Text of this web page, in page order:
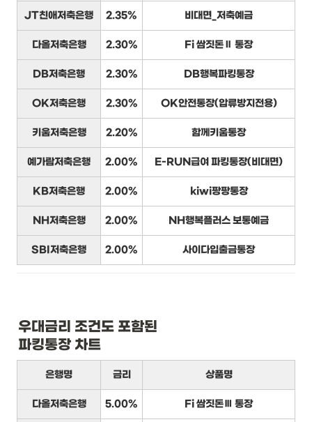
JT친애저축은행 2.35% 비대면_저축예금
다올저축은행 2.30% Fi 쌈짓돈Ⅱ 통장
DB저축은행 2.30% DB행복파킹통장
OK저축은행 2.30% OK안전통장(압류방지전용)
키움저축은행 2.20% 함께키움통장
예가람저축은행 2.00% E-RUN급여 파킹통장(비대면)
KB저축은행 2.00% kiwi팡팡통장
NH저축은행 2.00% NH행복플러스 보통예금
SBI저축은행 2.00% 사이다입출금통장
우대금리 조건도 포함된
파킹통장 차트
은행명 금리 상품명
다올저축은행 5.00% Fi 쌈짓돈Ⅲ 통장